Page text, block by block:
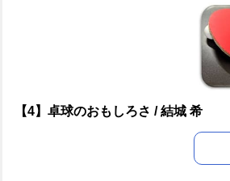
【4】卓球のおもしろさ / 結城 希